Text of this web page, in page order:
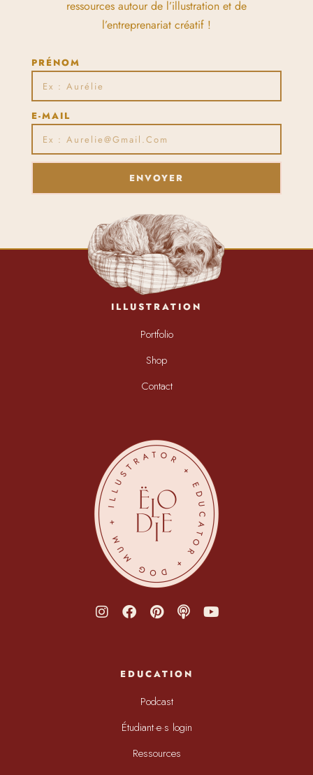
ressources autour de l’illustration et de
l’entreprenariat créatif !
PRÉNOM
E-MAIL
ENVOYER
ILLUSTRATION
Portfolio
Shop
Contact
EDUCATION
Podcast
Étudiant·e·s login
Ressources